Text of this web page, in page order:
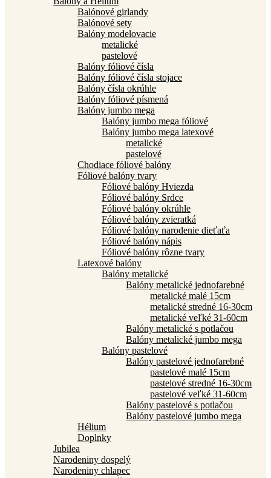
Balónové girlandy
Balónové sety
Balóny modelovacie
metalické
pastelové
Balóny fóliové čísla
Balóny fóliové čísla stojace
Balóny čísla okrúhle
Balóny fóliové písmená
Balóny jumbo mega
Balóny jumbo mega fóliové
Balóny jumbo mega latexové
metalické
pastelové
Chodiace fóliové balóny
Fóliové balóny tvary
Fóliové balóny Hviezda
Fóliové balóny Srdce
Fóliové balóny okrúhle
Fóliové balóny zvieratká
Fóliové balóny narodenie dieťaťa
Fóliové balóny nápis
Fóliové balóny rôzne tvary
Latexové balóny
Balóny metalické
Balóny metalické jednofarebné
metalické malé 15cm
metalické stredné 16-30cm
metalické veľké 31-60cm
Balóny metalické s potlačou
Balóny metalické jumbo mega
Balóny pastelové
Balóny pastelové jednofarebné
pastelové malé 15cm
pastelové stredné 16-30cm
pastelové veľké 31-60cm
Balóny pastelové s potlačou
Balóny pastelové jumbo mega
Hélium
Doplnky
Jubilea
Narodeniny dospelý
Narodeniny chlapec